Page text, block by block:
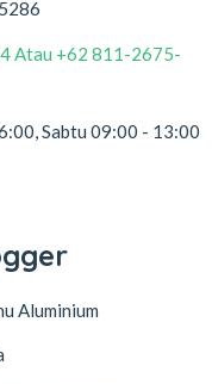
Atau +62 811-2675-
Sabtu 09:00 - 13:00
Aluminium